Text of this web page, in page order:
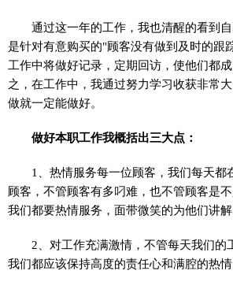
通过这一年的工作，我也清醒的看到
是针对有意购买的"顾客没有做到及时的跟
工作中将做好记录，定期回访，使他们都
之，在工作中，我通过努力学习收获非常
做就一定能做好。
做好本职工作我概括出三大点：
1、热情服务每一位顾客，我们每天都
顾客，不管顾客有多叼难，也不管顾客是
我们都要热情服务，面带微笑的为他们讲解
2、对工作充满激情，不管每天我们的
我们都应该保持高度的责任心和满腔的热情